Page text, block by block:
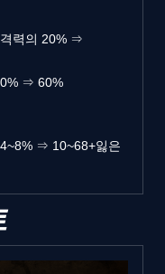
력의 20% ⇒
⇒ 60%
⇒ 10~68+잃은